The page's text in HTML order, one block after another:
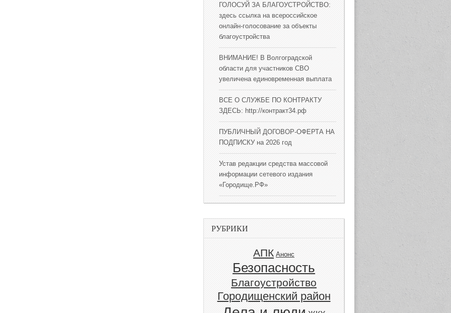
ГОЛОСУЙ ЗА БЛАГОУСТРОЙСТВО:
здесь ссылка на всероссийское
онлайн-голосование за объекты
благоустройства
ВНИМАНИЕ! В Волгоградской
области для участников СВО
увеличена единовременная выплата
ВСЕ О СЛУЖБЕ ПО КОНТРАКТУ
ЗДЕСЬ: http://контракт34.рф
ПУБЛИЧНЫЙ ДОГОВОР-ОФЕРТА НА
ПОДПИСКУ на 2026 год
Устав редакции средства массовой
информации сетевого издания
«Городище.РФ»
РУБРИКИ
АПК Анонс
Безопасность
Благоустройство
Городищенский район